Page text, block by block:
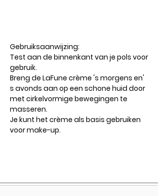
Gebruiksaanwijzing:
Test aan de binnenkant van je pols voor
gebruik.
Breng de LaFune crème 's morgens en'
s avonds aan op een schone huid door
met cirkelvormige bewegingen te
masseren.
Je kunt het crème als basis gebruiken
voor make-up.